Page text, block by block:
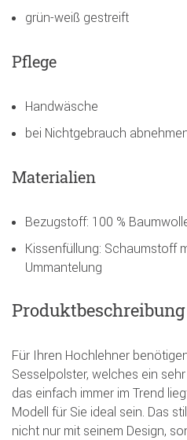
grün-weiß gestreift
Pflege
Handwäsche
bei Nichtgebrauch
Materialien
Bezugstoff: 100 %
Kissenfüllung: Schaumstoff
Ummantelung
Produktbeschreibung
Für Ihren Hochlehner
Sesselpolster, welches ein
das einfach immer im Trend
Modell für Sie ideal sein. Das
nicht nur mit seinem Design,